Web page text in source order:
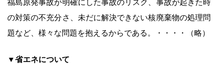
福島原発事故が明確にした事故のリスク、事故が起きた時
の対策の不充分さ、未だに解決できない核廃棄物の処理問
題など、様々な問題を抱えるからである。・・・・（略）
▼省エネについて